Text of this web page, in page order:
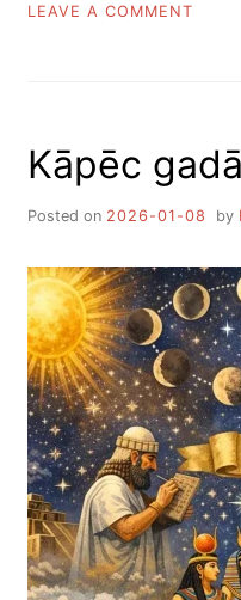
LEAVE A COMMENT
Kāpēc
Posted on 2026-01-08 by